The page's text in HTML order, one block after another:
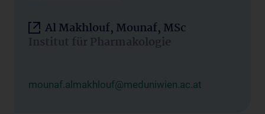
Al Makhlouf, Mounaf, MSc
Institut für Pharmakologie
mounaf.almakhlouf@meduniwien.ac.at